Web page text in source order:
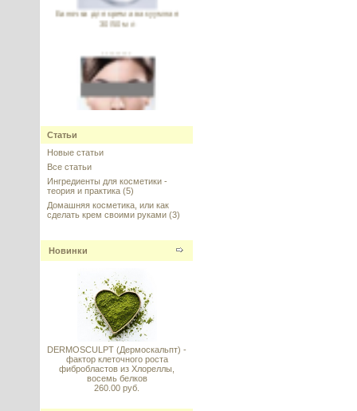
Баночка для крема вакуумная
30/50 мл
Neodermyl (Неодермил)
Ceramide Complex, аналог SK-
Influx® (компекс церамидов,
аналог СК-Инфлюкс)
---------
Ceramide Complex CLR
церамидов) ОПТ
Статьи
Новые статьи
Все статьи
Ингредиенты для косметики -
теория и практика (5)
Домашняя косметика, или как
сделать крем своими руками (3)
Новинки
DERMOSCULPT (Дермоскальпт) -
фактор клеточного роста
фибробластов из Хлореллы,
восемь белков
260.00 руб.